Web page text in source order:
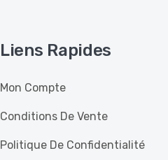
Liens Rapides
Mon Compte
Conditions De Vente
Politique De Confidentialité